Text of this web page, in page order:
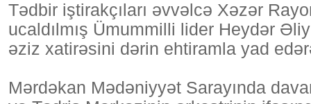
Tədbir iştirakçıları əvvəlcə Xəzər
ucaldılmış Ümummilli lider Heydər
əziz xatirəsini dərin ehtiramla yad
Mərdəkan Mədəniyyət Sarayında